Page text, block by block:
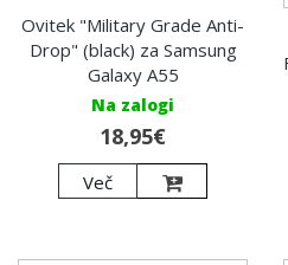
Ovitek "Military Grade Anti-
Drop" (black) za Samsung
Galaxy A55
Na zalogi
18,95€
Več